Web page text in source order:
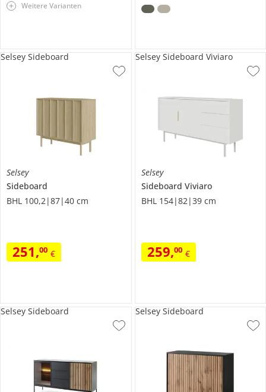
Weitere Varianten
Selsey
Sideboard
BHL 100,2|87|40 cm
251,00 €
Selsey Sideboard
Selsey
Sideboard Viviaro
BHL 154|82|39 cm
259,00 €
Selsey Sideboard Viviaro
Selsey Sideboard Selsey Sideboard